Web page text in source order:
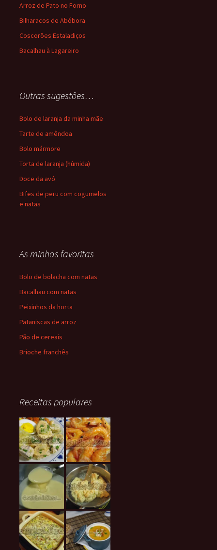
Arroz de Pato no Forno
Bilharacos de Abóbora
Coscorões Estaladiços
Bacalhau à Lagareiro
Outras sugestôes…
Bolo de laranja da minha mãe
Tarte de amêndoa
Bolo mármore
Torta de laranja (húmida)
Doce da avó
Bifes de peru com cogumelos
e natas
As minhas favoritas
Bolo de bolacha com natas
Bacalhau com natas
Peixinhos da horta
Pataniscas de arroz
Pão de cereais
Brioche franchês
Receitas populares